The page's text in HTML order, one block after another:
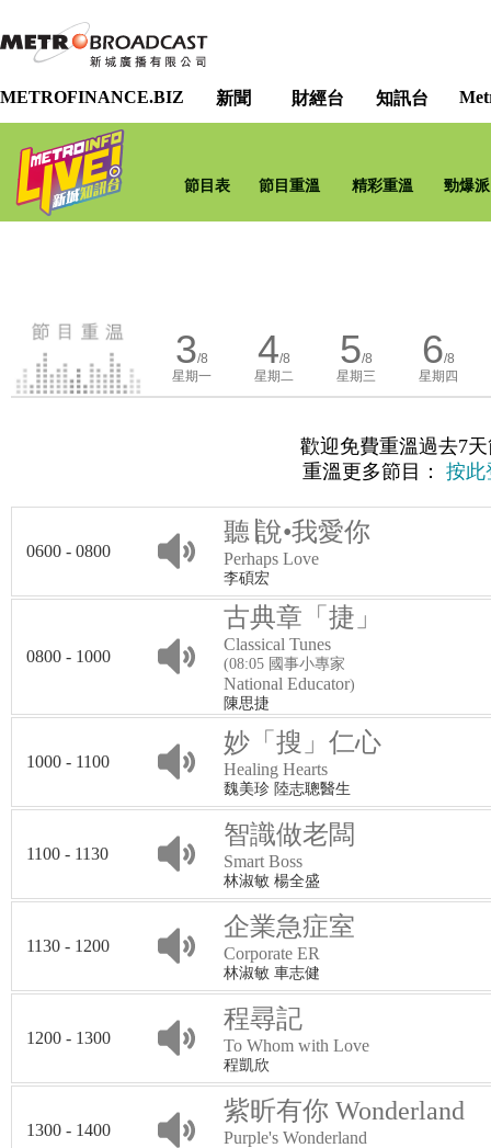
METROFINANCE.BIZ 新聞 財經台 知訊台
節目表 節目重溫 精彩重溫 勁爆
3/8
星期一
4/8
星期二
5/8
星期三
6/8
星期四
歡迎免費重溫過去7
重溫更多節目：按此
0600 - 0800
聽∣說•我愛你
Perhaps Love
李碩宏
0800 - 1000
古典章「捷」
Classical Tunes
(08:05 國事小專家
National Educator)
陳思捷
1000 - 1100
妙「搜」仁心
Healing Hearts
魏美珍 陸志聰醫生
1100 - 1130
智識做老闆
Smart Boss
林淑敏 楊全盛
1130 - 1200
企業急症室
Corporate ER
林淑敏 車志健
1200 - 1300
程尋記
To Whom with Love
程凱欣
1300 - 1400
紫昕有你 Wonderland
Purple's Wonderland